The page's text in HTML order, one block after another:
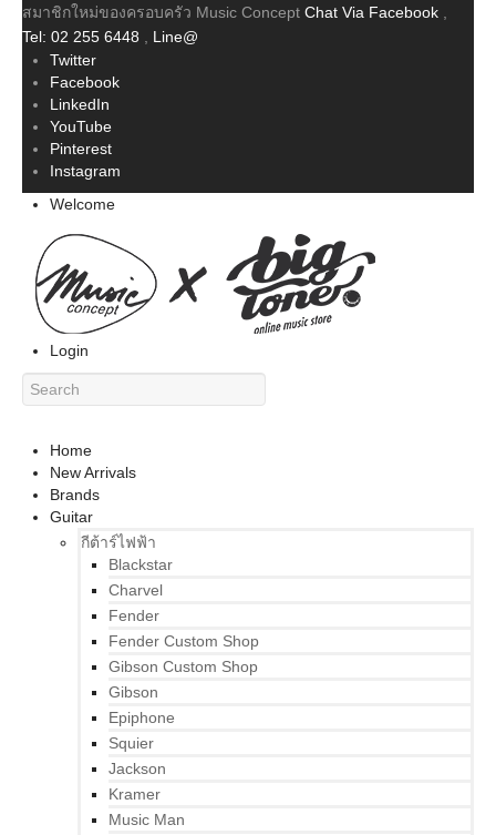
สมาชิกใหม่ของครอบครัว Music Concept Chat Via Facebook
Tel: 02 255 6448
Line@
Twitter
Facebook
LinkedIn
YouTube
Pinterest
Instagram
Welcome
Login
Home
New Arrivals
Brands
Guitar
กีต้าร์ไฟฟ้า
Blackstar
Charvel
Fender
Fender Custom Shop
Gibson Custom Shop
Gibson
Epiphone
Squier
Jackson
Kramer
Music Man